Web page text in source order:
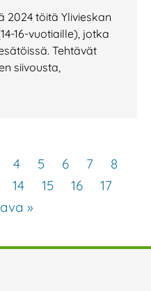
töitä Ylivieskan
16-vuotiaille), jotka
Tehtävät
siivousta,
4 5 6 7
8
14 15 16
17
»